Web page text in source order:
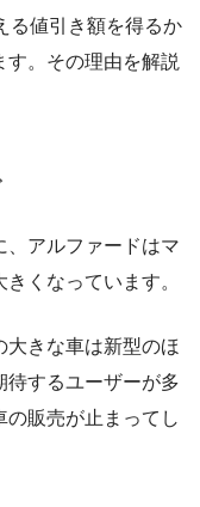
る値引き額を得るか
す。その理由を解説
、アルファードはマ
くなっています。
大きな車は新型のほ
待するユーザーが多
の販売が止まってし